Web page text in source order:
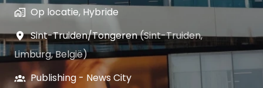
Op locatie, Hybride
Sint-Truiden/Tongeren(Sint-Truiden,
Limburg,België)
Publishing - News City